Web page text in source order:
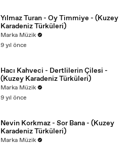
Yılmaz Turan - Oy Timmiye - (Kuzey
Karadeniz Türküleri)
Marka Müzik
9 yıl önce
Hacı Kahveci - Dertlilerin Çilesi -
(Kuzey Karadeniz Türküleri)
Marka Müzik
9 yıl önce
Nevin Korkmaz - Sor Bana - (Kuzey
Karadeniz Türküleri)
Marka Müzik